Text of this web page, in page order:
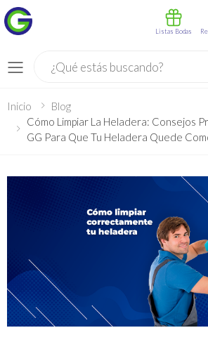
Menú
Listas Bodas
Inicio
Blog
Cómo Limpiar La Heladera: Consejos
GG Para Que Tu Heladera Quede